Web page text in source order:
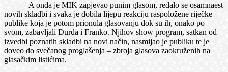
A onda je MIK zapjevao punim glasom, redalo se osamnaest
novih skladbi i svaka je dobila lijepu reakciju raspoložene riječke
publike koja je potom prionula glasovanju dok su ih, onako po
svom, zabavljali Đurđa i Franko. Njihov show program, satkan od
izvedbi poznatih skladbi na novi način, nasmijao je publiku te je
doveo do svečanog proglašenja – zbroja glasova zaokruženih na
glasačkim listićima.